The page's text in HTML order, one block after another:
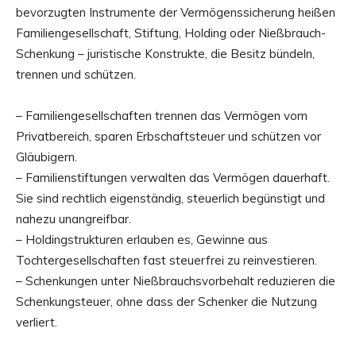
bevorzugten Instrumente der Vermögenssicherung heißen
Familiengesellschaft, Stiftung, Holding oder Nießbrauch-
Schenkung – juristische Konstrukte, die Besitz bündeln,
trennen und schützen.
– Familiengesellschaften trennen das Vermögen vom
Privatbereich, sparen Erbschaftsteuer und schützen vor
Gläubigern.
– Familienstiftungen verwalten das Vermögen dauerhaft.
Sie sind rechtlich eigenständig, steuerlich begünstigt und
nahezu unangreifbar.
– Holdingstrukturen erlauben es, Gewinne aus
Tochtergesellschaften fast steuerfrei zu reinvestieren.
– Schenkungen unter Nießbrauchsvorbehalt reduzieren die
Schenkungsteuer, ohne dass der Schenker die Nutzung
verliert.